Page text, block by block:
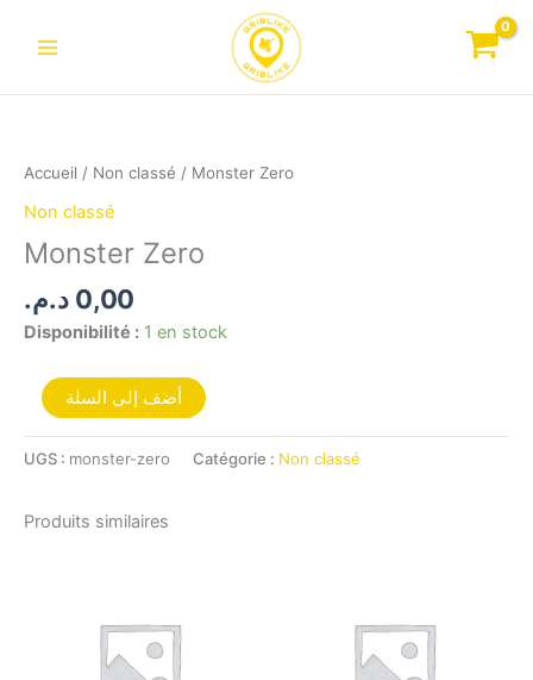
Accueil / Non classé / Monster Zero
Non classé
Monster Zero
0,00 د.م.
Disponibilité : 1 en stock
Monster
أضف إلى السلة
UGS : monster-zero Catégorie : Non classé
Produits similaires